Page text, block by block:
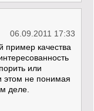
06.09.2011 17:33
пример качества
или
этом не понимая
деле.